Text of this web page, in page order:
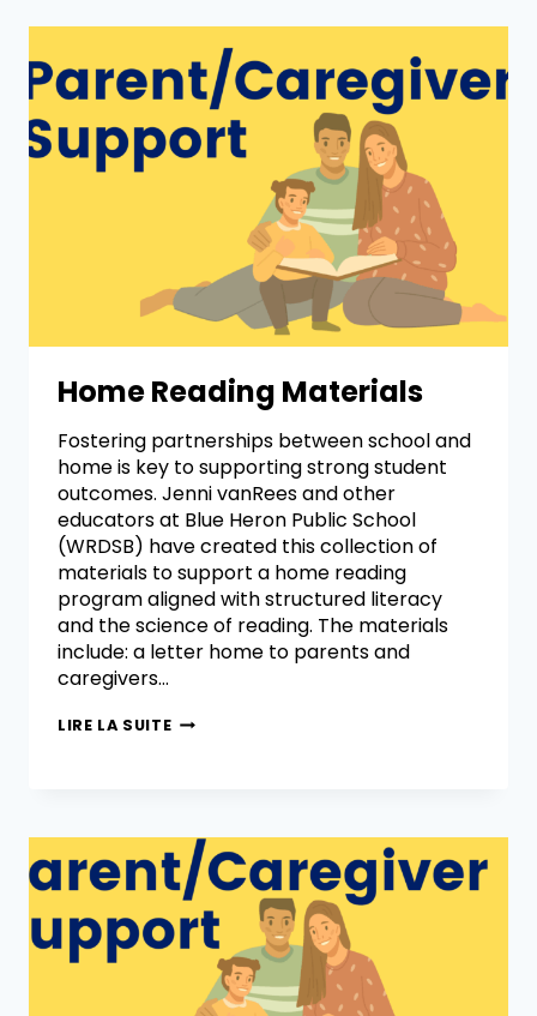
Home Reading Materials
Fostering partnerships between school and
home is key to supporting strong student
outcomes. Jenni vanRees and other
educators at Blue Heron Public School
(WRDSB) have created this collection of
materials to support a home reading
program aligned with structured literacy
and the science of reading. The materials
include: a letter home to parents and
caregivers…
LIRE LA SUITE